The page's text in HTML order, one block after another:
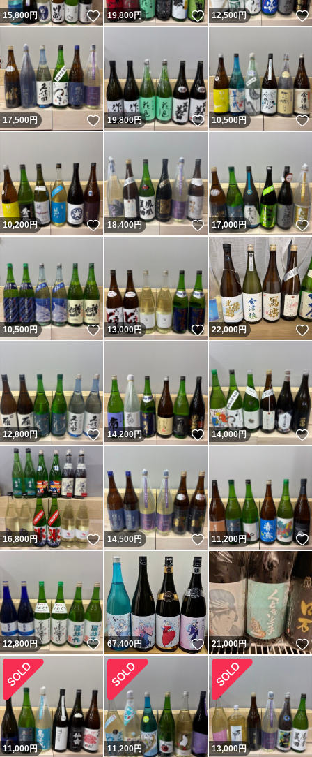
15,800円 いいね！
19,800円 いいね！
12,500円
17,500円 いいね！
19,800円 いいね！
10,500円
10,200円 いいね！
18,400円 いいね！
17,000円
10,500円 いいね！
13,000円 いいね！
22,000円
12,800円 いいね！
14,200円 いいね！
14,000円
16,800円 いいね！
14,500円 いいね！
11,200円
12,800円 いいね！
67,400円 いいね！
21,000円
11,000円 11,200円 13,000円